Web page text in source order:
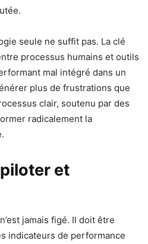
seule ne suffit pas. La clé
processus humains et outils
mal intégré dans un
plus de frustrations que
clair, soutenu par des
radicalement la
et
jamais figé. Il doit être
indicateurs de performance